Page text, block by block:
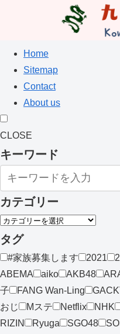
Home
Sitemap
Contact
About us
CLOSE
キーワード
カテゴリー
タグ
#家族募集します 2021
ABEMA
aiko AKB48
子
FANG Wan-Ling
おじ
Mステ Netflix NHK
RIZIN
Ryuga SGO48